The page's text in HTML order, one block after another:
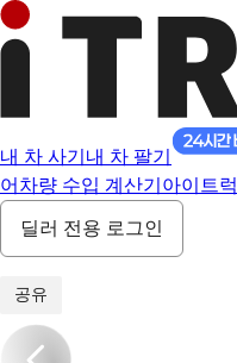
내 차 사기 내 차 팔기
어 차량 수입 계산기 아이트럭
딜러 전용 로그인
공유
/17